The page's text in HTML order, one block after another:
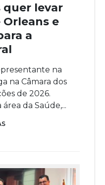
quer levar
e
a
na
na Câmara dos
de 2026.
da Saúde,...